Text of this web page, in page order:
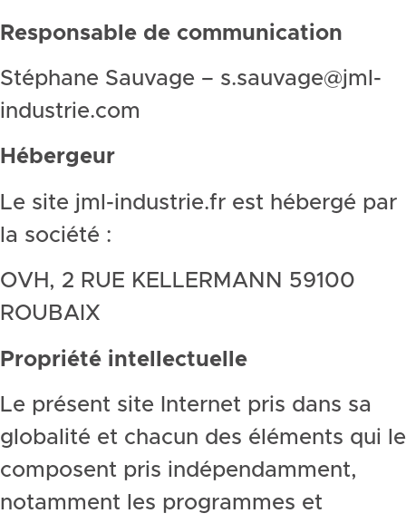
Responsable de communication
Stéphane Sauvage – s.sauvage@jml-
industrie.com
Hébergeur
Le site jml-industrie.fr est hébergé par
la société :
OVH, 2 RUE KELLERMANN 59100
ROUBAIX
Propriété intellectuelle
Le présent site Internet pris dans sa
globalité et chacun des éléments qui le
composent pris indépendamment,
notamment les programmes et